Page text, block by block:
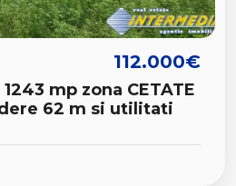
mp zona CETATE
62 m si utilitati
112.000€